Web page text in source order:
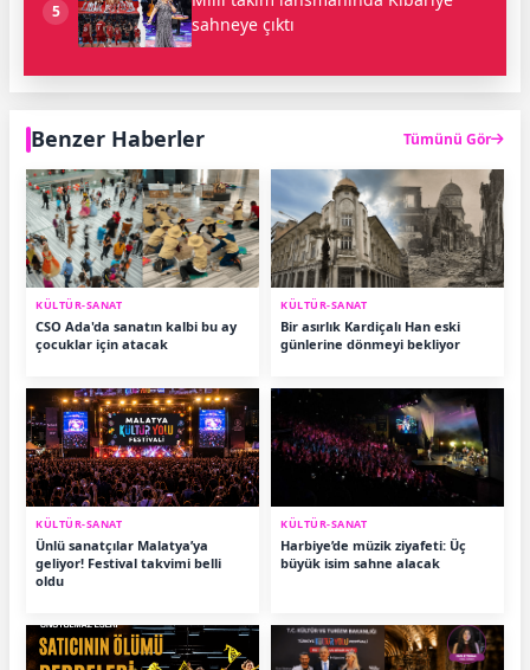
5
sahneye çıktı
Benzer Haberler Tümünü Gör
KÜLTÜR-SANAT
CSO Ada'da sanatın kalbi bu ay
çocuklar için atacak
KÜLTÜR-SANAT
Bir asırlık Kardiçalı Han eski
günlerine dönmeyi bekliyor
KÜLTÜR-SANAT
Ünlü sanatçılar Malatya’ya
geliyor! Festival takvimi belli
oldu
KÜLTÜR-SANAT
Harbiye’de müzik ziyafeti: Üç
büyük isim sahne alacak